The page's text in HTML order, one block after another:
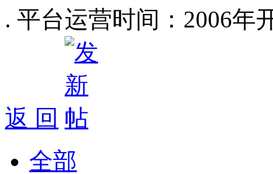
. 平台运营时间：2006年
返 回
全部